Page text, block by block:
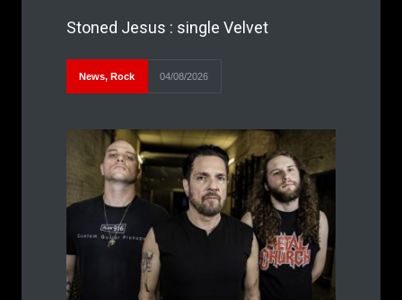
Stoned Jesus : single Velvet
News, Rock 04/08/2026